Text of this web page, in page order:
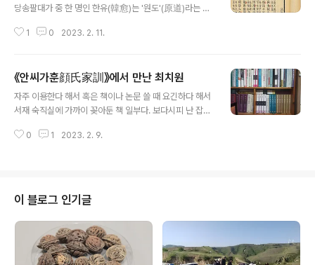
당송팔대가 중 한 명인 한유(韓愈)는 '원도'(原道)라는 글
가 계통론을 확립하면서 당시까지 중국 학술사를 다음과
老)가 성행했다." 그렇다면 한대를 지배했다는 황로학이란
무엇인가? '황로'란 황제(黃帝)와 노자(老子)의 앞 글자를
딴 말인데 이미 전한시대 역사인 「사기」에서 보인다. 황제
지 않지만 두 인물은 도가철학에서 조(祖)와 종(宗)을 이루
1 0 2023. 2. 11.
《안씨가훈顔氏家訓》에서 만난 최치원
자주 이용한다 해서 혹은 책이나 논문 쓸 때 요긴하다 해서
서재 숙직실에 가까이 꽂아둔 책 일부다. 보다시피 난 잡탕
다 할 정도로 무척이나 좋아한다. 그래서 집구석에는 저 번
그가 바로 최치원임을 알고는 라는 논문 하나를 걸신 걸린
듯 쓴 일도 있다. 저에서 안지추는 후손들한테 어떤 기예 하
나 잘 하는 일로 소문나지 마라고 가르친다. 글씨 잘 쓴다
소문 나면, 평생 남의 비문 써 주다 볼짱 다 본다 했다. 놀랍
게도 최치원이 사산비명에서 저 구절을 인용하면서 자기
0 1 2023. 2. 9.
이 블로그 인기글